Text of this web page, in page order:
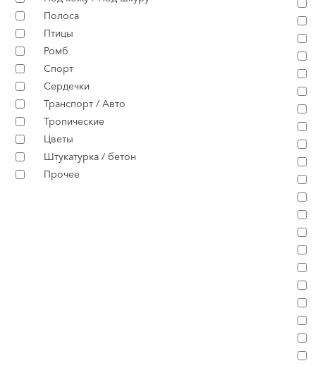
Полоса
Птицы
Ромб
Спорт
Сердечки
Транспорт / Авто
Тропические
Цветы
Штукатурка / бетон
Прочее